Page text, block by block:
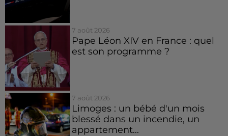
7 août 2026
Pape Léon XIV en France : quel
est son programme ?
7 août 2026
Limoges : un bébé d'un mois
blessé dans un incendie, un
appartement...